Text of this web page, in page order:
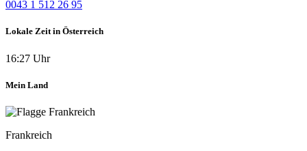
0043 1 512 26 95
Lokale Zeit in Österreich
16:27 Uhr
Mein Land
Frankreich